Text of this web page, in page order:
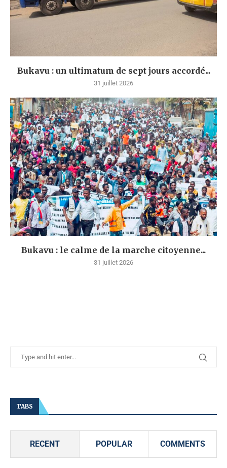
Bukavu : un ultimatum de sept jours accordé...
31 juillet 2026
Bukavu : le calme de la marche citoyenne...
31 juillet 2026
TABS
RECENT POPULAR COMMENTS